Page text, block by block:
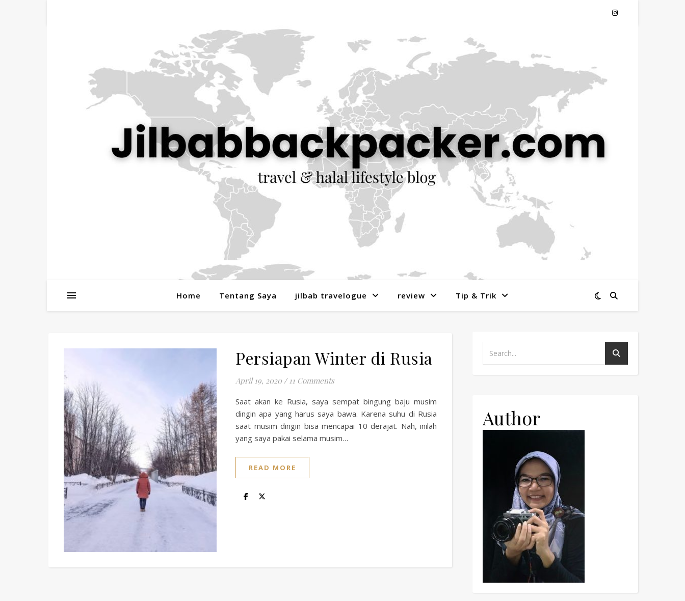
Home Tentang Saya jilbab travelogue review Tip & Trik
Persiapan Winter di Rusia
April 19, 2020 / 11 Comments
Saat akan ke Rusia, saya sempat bingung baju musim
dingin apa yang harus saya bawa. Karena suhu di Rusia
saat musim dingin bisa mencapai 10 derajat. Nah, inilah
yang saya pakai selama musim…
READ MORE
Author